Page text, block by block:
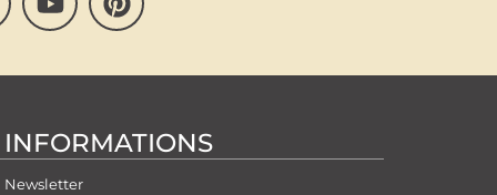
INFORMATIONS
Newsletter